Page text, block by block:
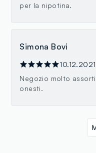
per la nipotina.
Simona Bovi
10.12.2021
Negozio molto
onesti.